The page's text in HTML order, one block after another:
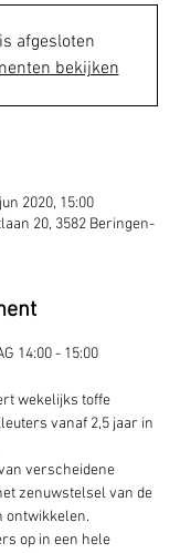
afgesloten
bekijken
2020, 15:00
20, 3582 Beringen-
wekelijks toffe
vanaf 2,5 jaar in
verscheidene
zenuwstelsel van de
ontwikkelen.
op in een hele